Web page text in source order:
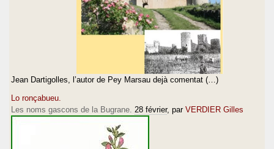
Jean Dartigolles, l’autor de Pey Marsau dejà comentat (…)
Lo ronçabueu.
Les noms gascons de la Bugrane. 28 février, par VERDIER Gilles